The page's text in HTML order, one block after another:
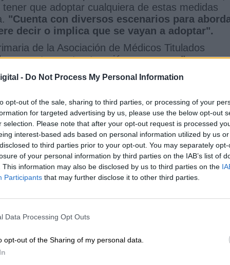
- Do Not Process My Personal Information
opt-out of the sale, sharing to third parties, or processing of your
for targeted advertising by us, please use the below opt-out
selection. Please note that after your opt-out request is processed
interest-based ads based on personal information utilized by us
to third parties prior to your opt-out. You may separately
of your personal information by third parties on the IAB’s list of
This information may also be disclosed by us to third parties on the
Participants that may further disclose it to other third parties.
Data Processing Opt Outs
opt-out of the Sharing of my personal data.
que adoptar cualquiera de estas medidas
"Cuenta con diversos escenarios para
decir o implica que se vayan a adoptar".
de la Asociación de Médicos Titulados
que esta reestructuraciónno parece "una
de la Primaria". La portavoz critica
de la Primaria, que son la longitudinalidad,
los pacientes, a los que atiendes mejor cuanto
de Salud Atención Primaria
RELACIONADAS